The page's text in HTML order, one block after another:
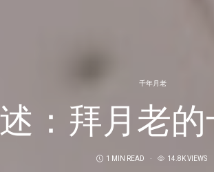
千年月老
：拜月老
1 MIN READ 14.8K VIEWS